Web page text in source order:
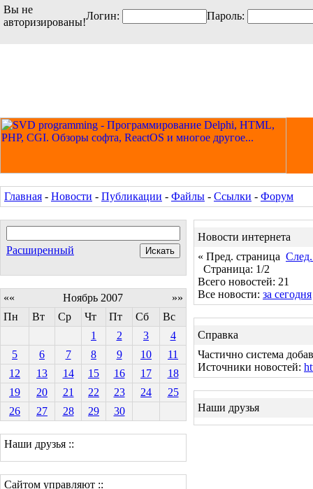
Вы не
авторизированы!
Логин: Пароль:
Главная - Новости - Публикации - Файлы - Ссылки - Форум
Расширенный
«« Ноябрь 2007
»»
Пн
Вт Ср Чт Пт Сб
Вс
1
2 3
4
5
6 7 8 9 10
11
12
13 14 15 16 17
18
19
20 21 22 23 24
25
26
27 28 29 30
Наши друзья ::
Сайтом управляют ::
Новости интернета
« Пред. страница
Страница: 1/2
Всего новостей: 21
Все новости: за сегодня
Справка
Частично система
Источники новостей:
Наши друзья